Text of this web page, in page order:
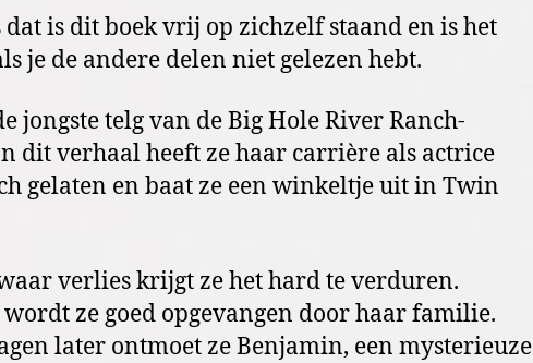
dat is dit boek vrij op zichzelf staand en is het
je de andere delen niet gelezen hebt.
jongste telg van de Big Hole River Ranch-
dit verhaal heeft ze haar carrière als actrice
gelaten en baat ze een winkeltje uit in Twin
verlies krijgt ze het hard te verduren.
ze goed opgevangen door haar familie.
later ontmoet ze Benjamin, een mysterieuze